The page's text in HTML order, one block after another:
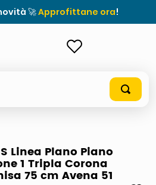
🚀Approfittane ora!
Linea Plano Piano
1 Tripla Corona
75 cm Avena 51